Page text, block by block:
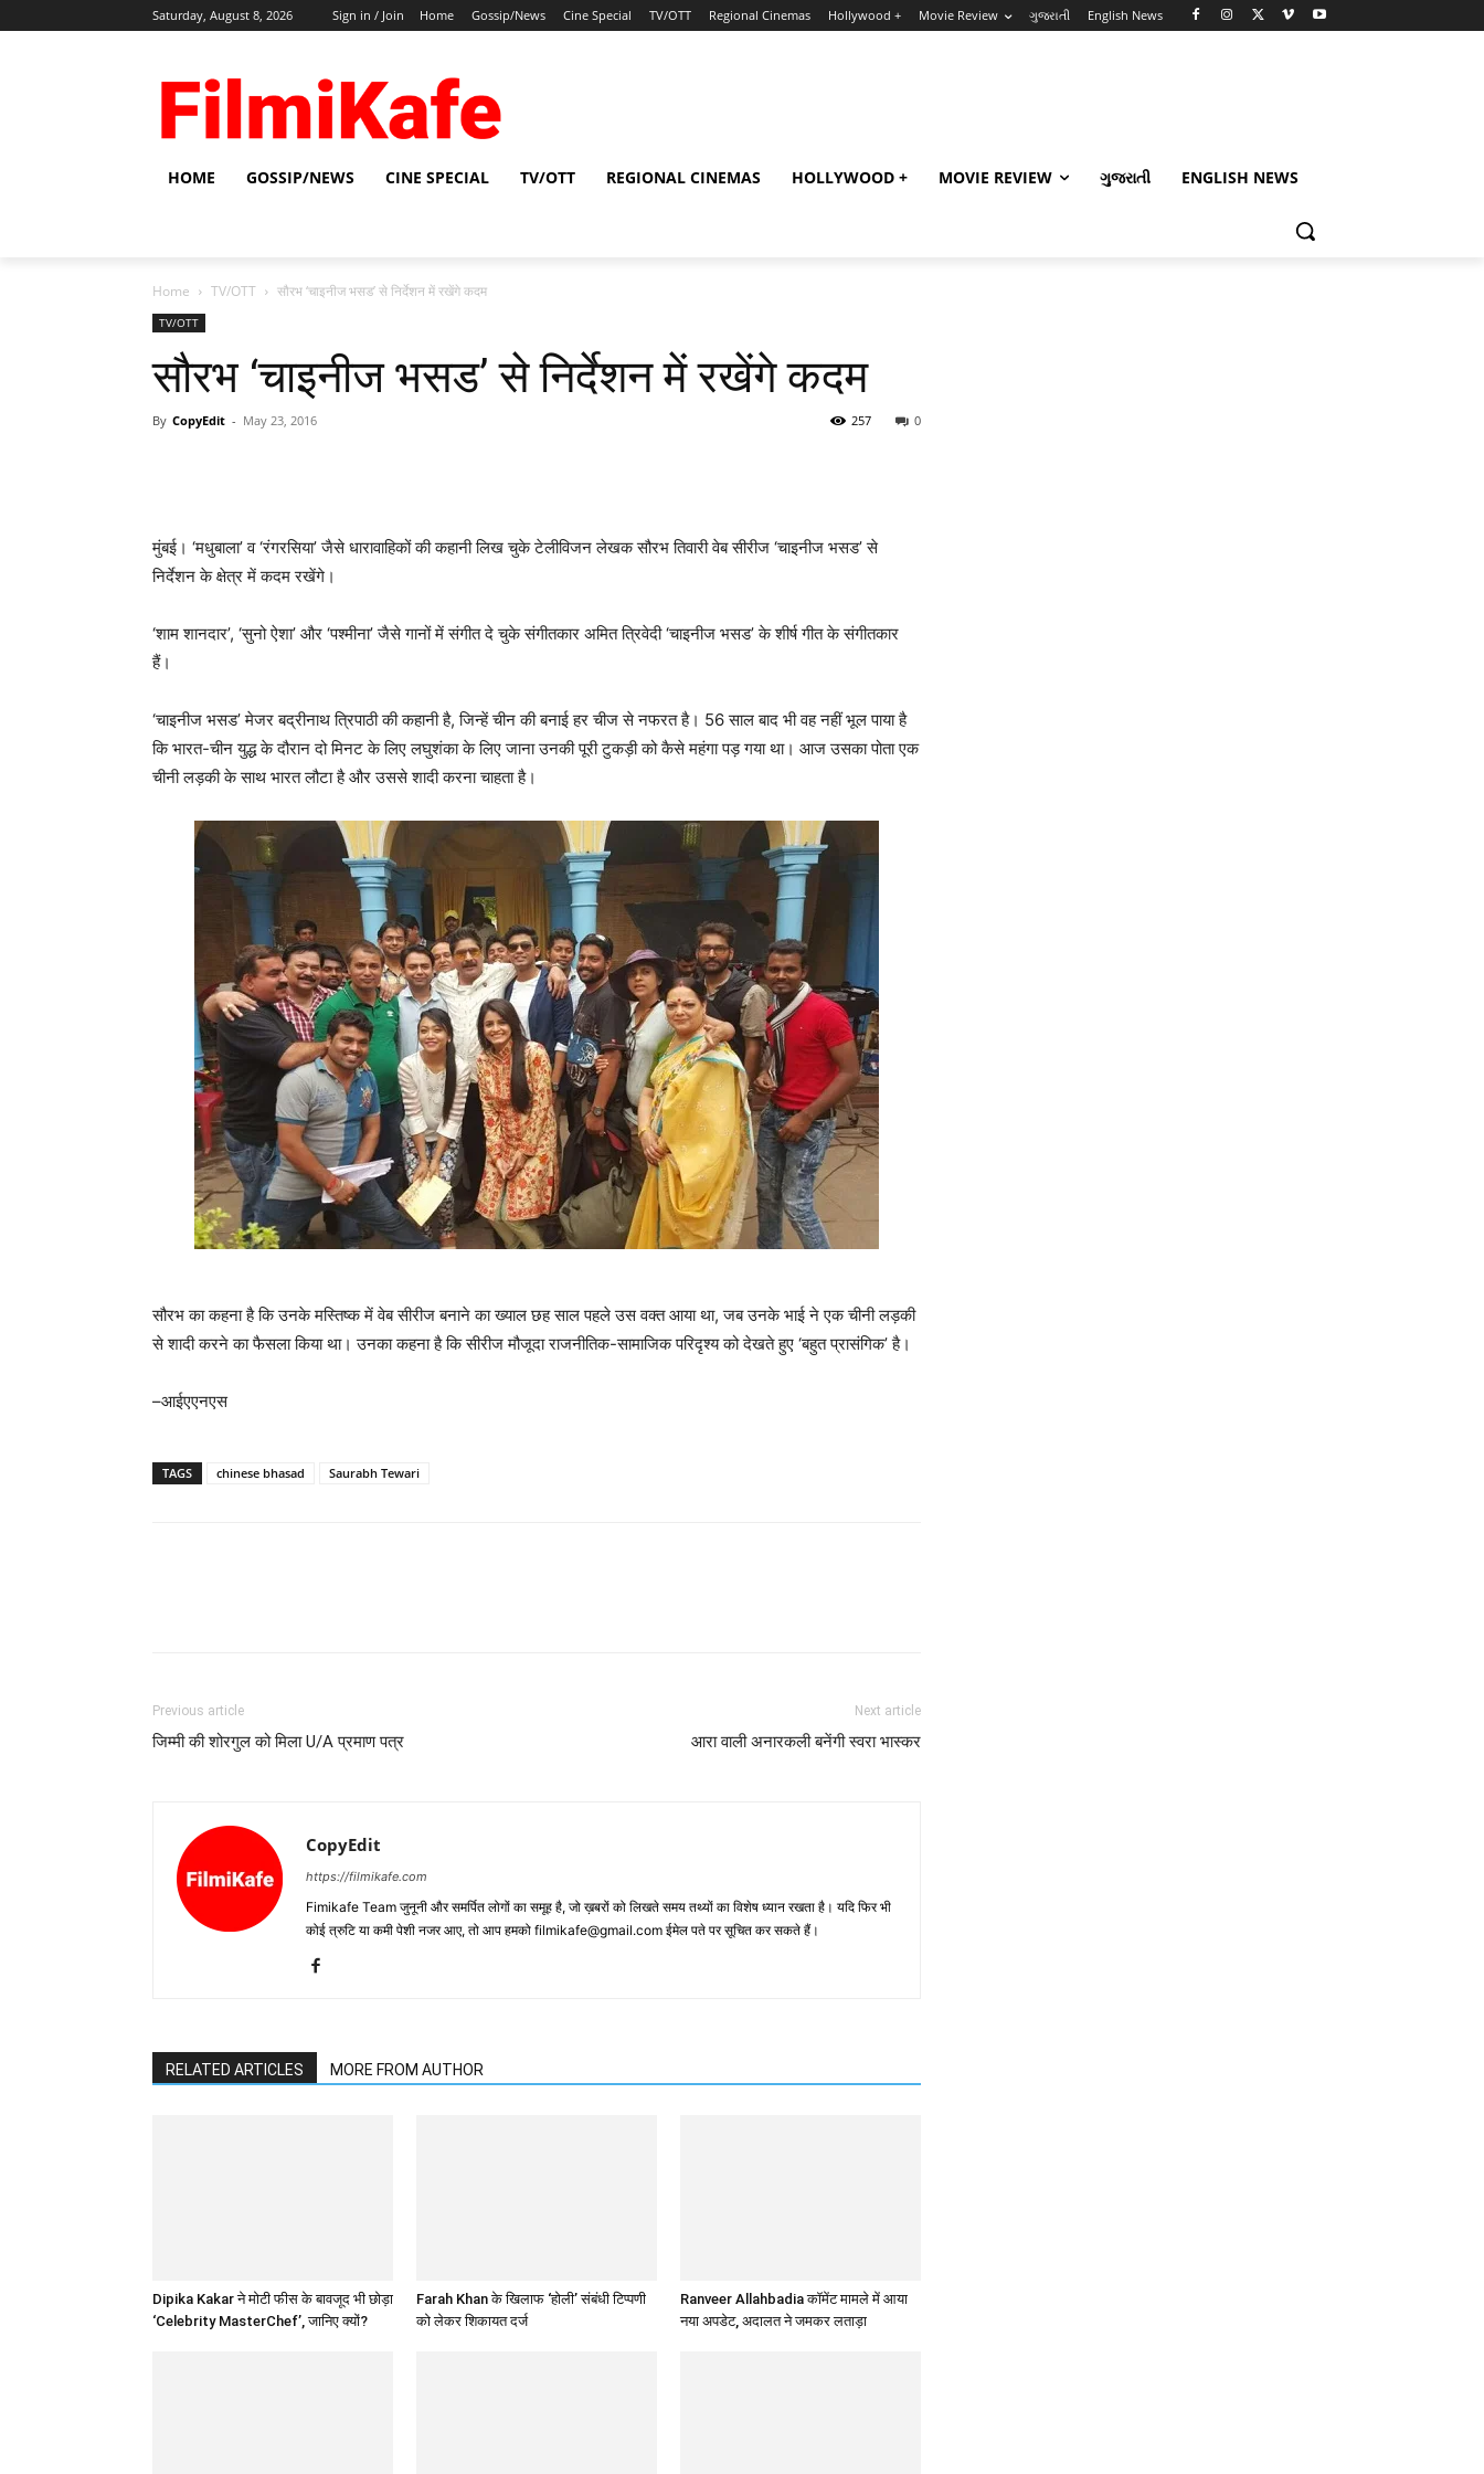
Saturday, August 8, 2026 Sign in / Join Home Gossip/News Cine Special TV/OTT Regional Cinemas Hollywood + Movie Review ગુજરાતી English News
HOME GOSSIP/NEWS CINE SPECIAL TV/OTT REGIONAL CINEMAS HOLLYWOOD + MOVIE REVIEW ગુજરાતી ENGLISH NEWS
Home TV/OTT सौरभ ‘चाइनीज भसड’ से निर्देशन में रखेंगे कदम
TV/OTT
सौरभ ‘चाइनीज भसड’ से निर्देशन में रखेंगे कदम
By CopyEdit - May 23, 2016 0
257
मुंबई। ‘मधुबाला’ व ‘रंगरसिया’ जैसे धारावाहिकों की कहानी लिख चुके टेलीविजन लेखक सौरभ तिवारी वेब सीरीज ‘चाइनीज भसड’ से
निर्देशन के क्षेत्र में कदम रखेंगे।
‘शाम शानदार’, ‘सुनो ऐशा’ और ‘पश्मीना’ जैसे गानों में संगीत दे चुके संगीतकार अमित त्रिवेदी ‘चाइनीज भसड’ के शीर्ष गीत के संगीतकार
हैं।
‘चाइनीज भसड’ मेजर बद्रीनाथ त्रिपाठी की कहानी है, जिन्हें चीन की बनाई हर चीज से नफरत है। 56 साल बाद भी वह नहीं भूल पाया है
कि भारत-चीन युद्ध के दौरान दो मिनट के लिए लघुशंका के लिए जाना उनकी पूरी टुकड़ी को कैसे महंगा पड़ गया था। आज उसका पोता एक
चीनी लड़की के साथ भारत लौटा है और उससे शादी करना चाहता है।
सौरभ का कहना है कि उनके मस्तिष्क में वेब सीरीज बनाने का ख्याल छह साल पहले उस वक्त आया था, जब उनके भाई ने एक चीनी लड़की
से शादी करने का फैसला किया था। उनका कहना है कि सीरीज मौजूदा राजनीतिक-सामाजिक परिदृश्य को देखते हुए ‘बहुत प्रासंगिक’ है।
–आईएएनएस
TAGS chinese bhasad Saurabh Tewari
Previous article
जिम्‍मी की शोरगुल को मिला U/A प्रमाण पत्र
Next article
आरा वाली अनारकली बनेंगी स्‍वरा भास्‍कर
CopyEdit
https://filmikafe.com
Fimikafe Team जुनूनी और समर्पित लोगों का समूह है, जो ख़बरों को लिखते समय तथ्‍यों का विशेष ध्‍यान रखता है। यदि फिर भी
कोई त्रुटि या कमी पेशी नजर आए, तो आप हमको filmikafe@gmail.com ईमेल पते पर सूचित कर सकते हैं।
RELATED ARTICLES MORE FROM AUTHOR
Dipika Kakar ने मोटी फीस के बावजूद भी छोड़ा
‘Celebrity MasterChef’, जानिए क्यों?
Farah Khan के खिलाफ ‘होली’ संबंधी टिप्पणी
को लेकर शिकायत दर्ज
Ranveer Allahbadia कॉमेंट मामले में आया
नया अपडेट, अदालत ने जमकर लताड़ा